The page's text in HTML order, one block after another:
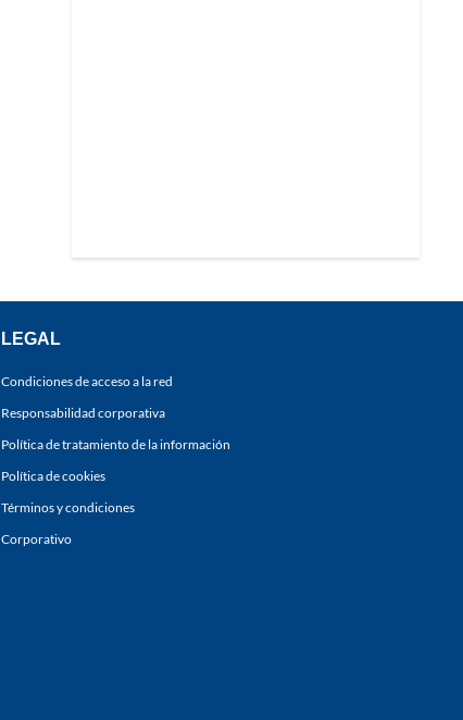
LEGAL
Condiciones de acceso a la red
Responsabilidad corporativa
Política de tratamiento de la información
Política de cookies
Términos y condiciones
Corporativo